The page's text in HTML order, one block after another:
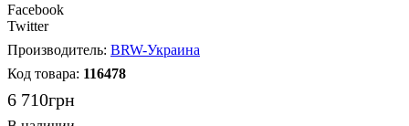
Facebook
Twitter
BRW-Украина
116478
6 710грн